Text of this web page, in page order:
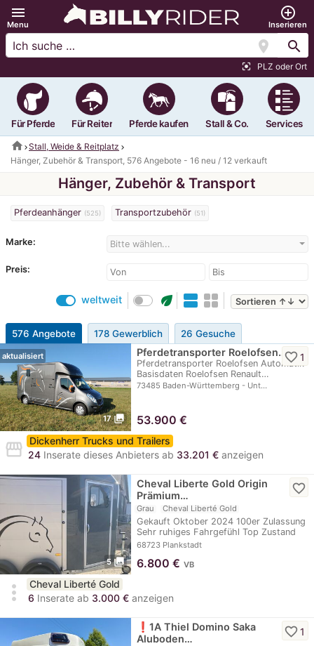
menu
Menu
add_circle_outline
Inserieren
location_on search
center_focus_strong PLZ oder Ort
Für Pferde Für Reiter Pferde kaufen Stall & Co. Services
home Stall, Weide & Reitplatz
Hänger, Zubehör & Transport, 576 Angebote - 16 neu / 12 verkauft
Hänger, Zubehör & Transport
Pferdeanhänger (525) Transportzubehör (51)
Marke: Bitte wählen...
Preis:
weltweit eco
576 Angebote 178 Gewerblich 26 Gesuche
17 photo_library
aktualisiert Pferdetransporter Roelofsen…
Pferdetransporter Roelofsen Automatik
Basisdaten Roelofsen Renault…
73485 Baden-Württemberg - Unt…
favorite_border1
53.900 €
storefront
Dickenherr Trucks und Trailers
24 Inserate dieses Anbieters ab 33.201 € anzeigen
5 photo_library
Cheval Liberte Gold Origin
Prämium…
Grau Cheval Liberté Gold
Gekauft Oktober 2024 100er Zulassung
Sehr ruhiges Fahrgefühl Top Zustand
Stand…
68723 Plankstadt
favorite_border
6.800 € VB
more_vert
Cheval Liberté Gold
6 Inserate ab 3.000 € anzeigen
❗️1A Thiel Domino Saka
Aluboden…
favorite_border1